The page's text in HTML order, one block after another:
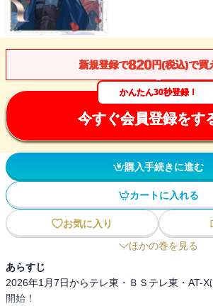
新規登録で820円(税込)で買
かんたん30秒登録！
今すぐ会員登録をす
購入手続きに進む
カートに入れる
お気に入り
ほかの巻を見る
あらすじ
2026年1月7日からテレ東・ＢＳテレ東・AT-
開始！